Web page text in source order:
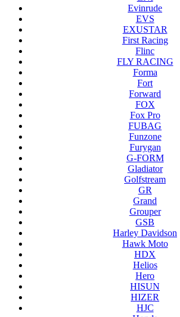
Evinrude
EVS
EXUSTAR
First Racing
Flinc
FLY RACING
Forma
Fort
Forward
FOX
Fox Pro
FUBAG
Funzone
Furygan
G-FORM
Gladiator
Golfstream
GR
Grand
Grouper
GSB
Harley Davidson
Hawk Moto
HDX
Helios
Hero
HISUN
HIZER
HJC